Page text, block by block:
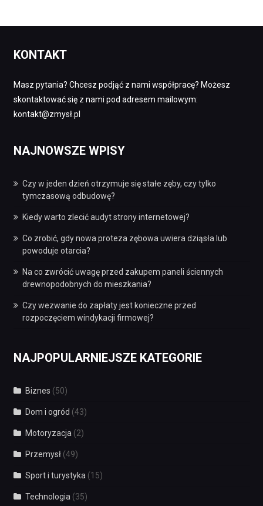
KONTAKT
Masz pytania? Chcesz podjąć z nami współpracę? Możesz
skontaktować się z nami pod adresem mailowym:
kontakt@zmysł.pl
NAJNOWSZE WPISY
Czy w jeden dzień otrzymuje się stałe zęby, czy tylko
tymczasową odbudowę?
Kiedy warto zlecić audyt strony internetowej?
Co zrobić, gdy nowa proteza zębowa uwiera dziąsła lub
powoduje otarcia?
Na co zwrócić uwagę przed zakupem paneli ściennych
drewnopodobnych do mieszkania?
Czy wezwanie do zapłaty jest konieczne przed
rozpoczęciem windykacji firmowej?
NAJPOPULARNIEJSZE KATEGORIE
Biznes (50)
Dom i ogród (43)
Motoryzacja (2)
Przemysł(49)
Sport i turystyka (15)
Technologia (35)